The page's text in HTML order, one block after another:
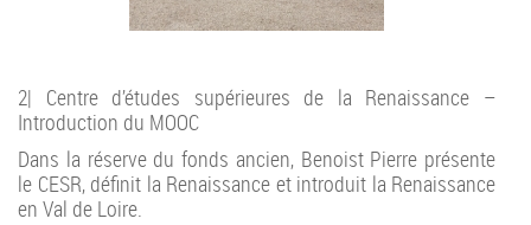
2| Centre d’études supérieures de la Renaissance –
Introduction du MOOC
Dans la réserve du fonds ancien, Benoist Pierre présente
le CESR, définit la Renaissance et introduit la Renaissance
en Val de Loire.